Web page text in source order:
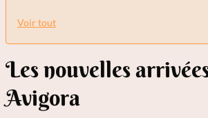
Voir tout
Les nouvelles
Avigora